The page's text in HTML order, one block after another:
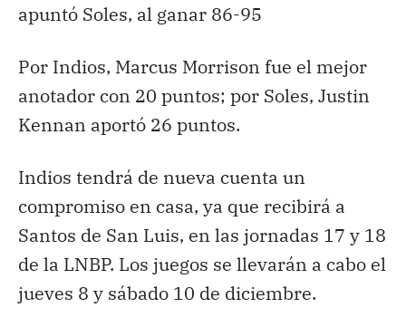
apuntó Soles, al ganar 86-95
Por Indios, Marcus Morrison fue el mejor
anotador con 20 puntos; por Soles, Justin
Kennan aportó 26 puntos.
Indios tendrá de nueva cuenta un
compromiso en casa, ya que recibirá a
Santos de San Luis, en las jornadas 17 y 18
de la LNBP. Los juegos se llevarán a cabo el
jueves 8 y sábado 10 de diciembre.